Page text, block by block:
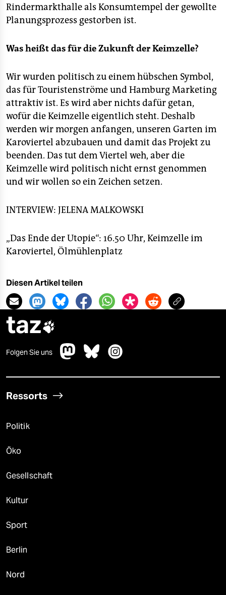
Rindermarkthalle als Konsumtempel der gewollte
Planungsprozess gestorben ist.
Was heißt das für die Zukunft der Keimzelle?
Wir wurden politisch zu einem hübschen Symbol,
das für Touristenströme und Hamburg Marketing
attraktiv ist. Es wird aber nichts dafür getan,
wofür die Keimzelle eigentlich steht. Deshalb
werden wir morgen anfangen, unseren Garten im
Karoviertel abzubauen und damit das Projekt zu
beenden. Das tut dem Viertel weh, aber die
Keimzelle wird politisch nicht ernst genommen
und wir wollen so ein Zeichen setzen.
INTERVIEW: JELENA MALKOWSKI
„Das Ende der Utopie“: 16.50 Uhr, Keimzelle im
Karoviertel, Ölmühlenplatz
Diesen Artikel teilen
taz
Folgen Sie uns
Ressorts
Politik
Öko
Gesellschaft
Kultur
Sport
Berlin
Nord